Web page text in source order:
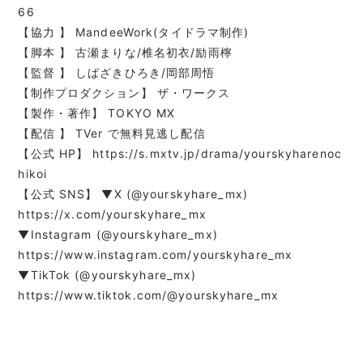
66
【協力 】 MandeeWork(タイドラマ制作)
【脚本 】 古瀬まりな/椎名初衣/励雨檸
【監督 】 しばざきひろき/岡部周悟
【制作プロダクション】 ザ・ワークス
【製作・著作】 TOKYO MX
【配信 】 TVer で無料見逃し配信
【公式 HP】 https://s.mxtv.jp/drama/yourskyharenoc
hikoi
【公式 SNS】 ▼X (@yourskyhare_mx)
https://x.com/yourskyhare_mx
▼Instagram (@yourskyhare_mx)
https://www.instagram.com/yourskyhare_mx
▼TikTok (@yourskyhare_mx)
https://www.tiktok.com/@yourskyhare_mx